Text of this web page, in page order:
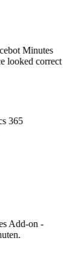
Minutes
correct
365
Add-on -